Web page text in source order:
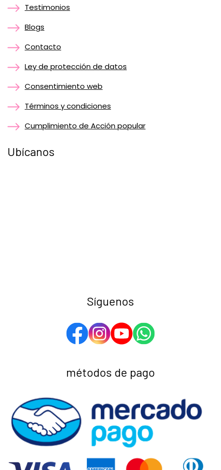
Testimonios
Blogs
Contacto
Ley de protección de datos
Consentimiento web
Términos y condiciones
Cumplimiento de Acción popular
Ubícanos
Síguenos
métodos de pago